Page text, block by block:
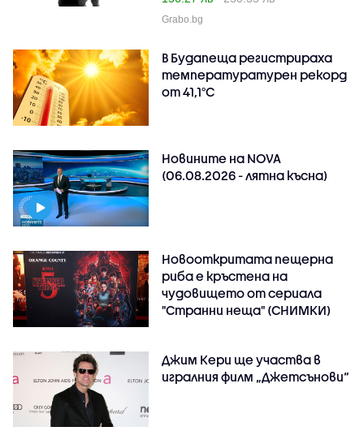
Grabo.bg
В Будапеща регистрираха
температуратурен рекорд
от 41,1°C
Новините на NOVA
(06.08.2026 - лятна късна)
Новооткритата пещерна
риба е кръстена на
чудовището от сериала
"Странни неща" (СНИМКИ)
Джим Кери ще участва в
игралния филм „Джетсънови“